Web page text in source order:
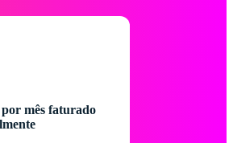
mês faturado